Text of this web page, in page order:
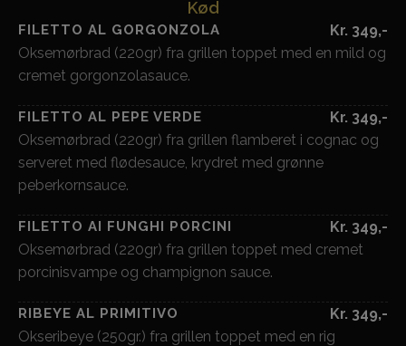
Kød
FILETTO AL GORGONZOLA
Kr. 349,-
Oksemørbrad (220gr) fra grillen toppet med en mild og
cremet gorgonzolasauce.
FILETTO AL PEPE VERDE
Kr. 349,-
Oksemørbrad (220gr) fra grillen flamberet i cognac og
serveret med flødesauce, krydret med grønne
peberkornsauce.
FILETTO AI FUNGHI PORCINI
Kr. 349,-
Oksemørbrad (220gr) fra grillen toppet med cremet
porcinisvampe og champignon sauce.
RIBEYE AL PRIMITIVO
Kr. 349,-
Okseribeye (250gr.) fra grillen toppet med en rig